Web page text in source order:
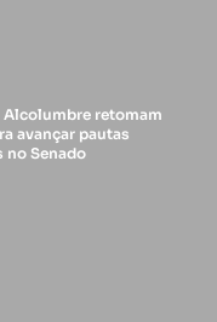
Alcolumbre retomam
avançar pautas
no Senado